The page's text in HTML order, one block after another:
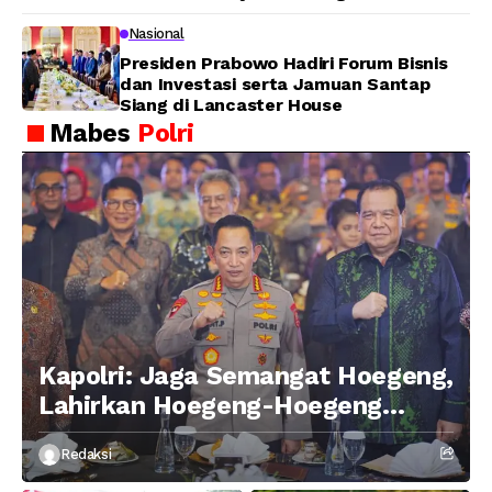
Nasional
Presiden Prabowo Hadiri Forum Bisnis
dan Investasi serta Jamuan Santap
Siang di Lancaster House
Mabes Polri
Kapolri: Jaga Semangat Hoegeng,
Lahirkan Hoegeng-Hoegeng
Berikutnya
Redaksi